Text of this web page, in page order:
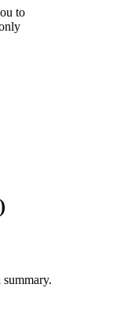
to
summary.